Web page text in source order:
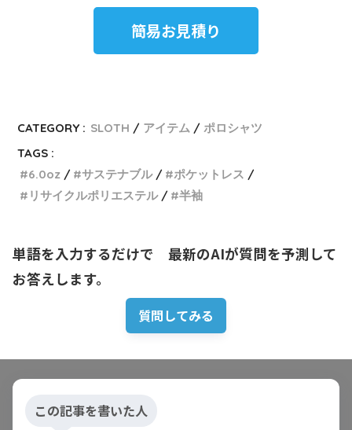
簡易お見積り
CATEGORY : SLOTH アイテム
ポロシャツ
TAGS :
6.0oz
サステナブル
ポケットレス
リサイクルポリエステル
半袖
単語を入力するだけで　最新のAIが質問を予測して
お答えします。
質問してみる
この記事を書いた人